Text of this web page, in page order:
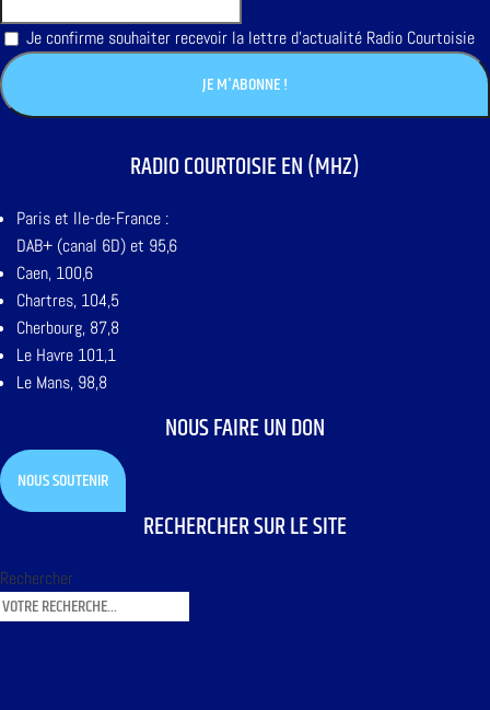
Je confirme souhaiter recevoir la lettre d'actualité Radio Courtoisie
RADIO COURTOISIE EN (MHZ)
Paris et Ile-de-France :
DAB+ (canal 6D) et 95,6
Caen, 100,6
Chartres, 104,5
Cherbourg, 87,8
Le Havre 101,1
Le Mans, 98,8
NOUS FAIRE UN DON
NOUS SOUTENIR
RECHERCHER SUR LE SITE
Rechercher